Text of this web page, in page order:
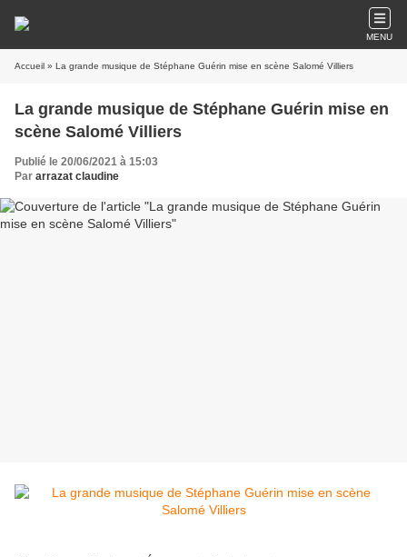
MENU
Accueil » La grande musique de Stéphane Guérin mise en scène Salomé Villiers
La grande musique de Stéphane Guérin mise en
scène Salomé Villiers
Publié le 20/06/2021 à 15:03
Par arrazat claudine